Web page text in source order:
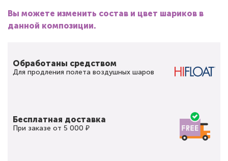
Вы можете изменить состав и цвет шариков в
данной композиции.
Обработаны средством
Для продления полета воздушных шаров
Бесплатная доставка
При заказе от 5 000 ₽